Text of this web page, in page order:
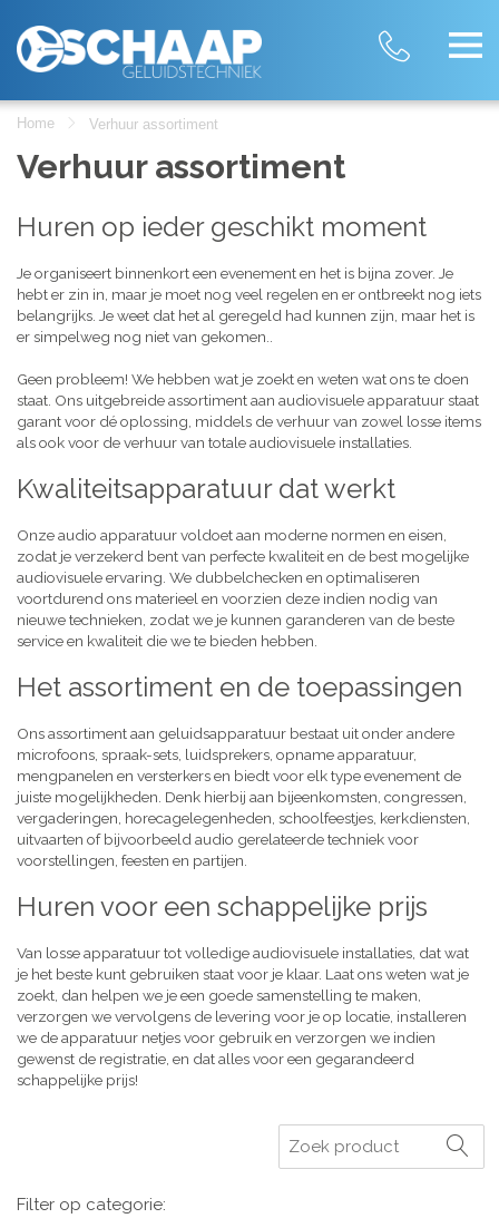
Home Verhuur assortiment
Verhuur assortiment
Huren op ieder geschikt moment
Je organiseert binnenkort een evenement en het is bijna zover. Je
hebt er zin in, maar je moet nog veel regelen en er ontbreekt nog iets
belangrijks. Je weet dat het al geregeld had kunnen zijn, maar het is
er simpelweg nog niet van gekomen..
Geen probleem! We hebben wat je zoekt en weten wat ons te doen
staat. Ons uitgebreide assortiment aan audiovisuele apparatuur staat
garant voor dé oplossing, middels de verhuur van zowel losse items
als ook voor de verhuur van totale audiovisuele installaties.
Kwaliteitsapparatuur dat werkt
Onze audio apparatuur voldoet aan moderne normen en eisen,
zodat je verzekerd bent van perfecte kwaliteit en de best mogelijke
audiovisuele ervaring. We dubbelchecken en optimaliseren
voortdurend ons materieel en voorzien deze indien nodig van
nieuwe technieken, zodat we je kunnen garanderen van de beste
service en kwaliteit die we te bieden hebben.
Het assortiment en de toepassingen
Ons assortiment aan geluidsapparatuur bestaat uit onder andere
microfoons, spraak-sets, luidsprekers, opname apparatuur,
mengpanelen en versterkers en biedt voor elk type evenement de
juiste mogelijkheden. Denk hierbij aan bijeenkomsten, congressen,
vergaderingen, horecagelegenheden, schoolfeestjes, kerkdiensten,
uitvaarten of bijvoorbeeld audio gerelateerde techniek voor
voorstellingen, feesten en partijen.
Huren voor een schappelijke prijs
Van losse apparatuur tot volledige audiovisuele installaties, dat wat
je het beste kunt gebruiken staat voor je klaar. Laat ons weten wat je
zoekt, dan helpen we je een goede samenstelling te maken,
verzorgen we vervolgens de levering voor je op locatie, installeren
we de apparatuur netjes voor gebruik en verzorgen we indien
gewenst de registratie, en dat alles voor een gegarandeerd
schappelijke prijs!
Zoeken
Filter op categorie: